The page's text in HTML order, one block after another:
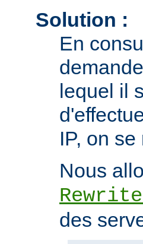
Solution :
En
lequel il
IP, on
Nous
des